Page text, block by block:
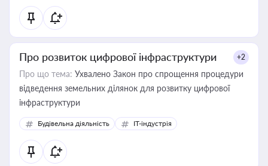
Про розвиток цифрової інфраструктури +2
Про що тема: Ухвалено Закон про спрощення процедури
відведення земельних ділянок для розвитку цифрової
інфраструктури
Будівельна діяльність IT-індустрія